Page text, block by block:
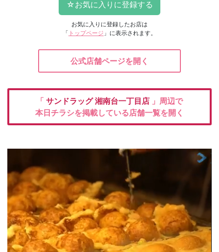
お気に入りに登録したお店は
「 トップページ 」に表示されます。
公式店舗ページを開く
「 サンドラッグ湘南台一丁目店 」周辺で
本日チラシを掲載している店舗一覧を開く